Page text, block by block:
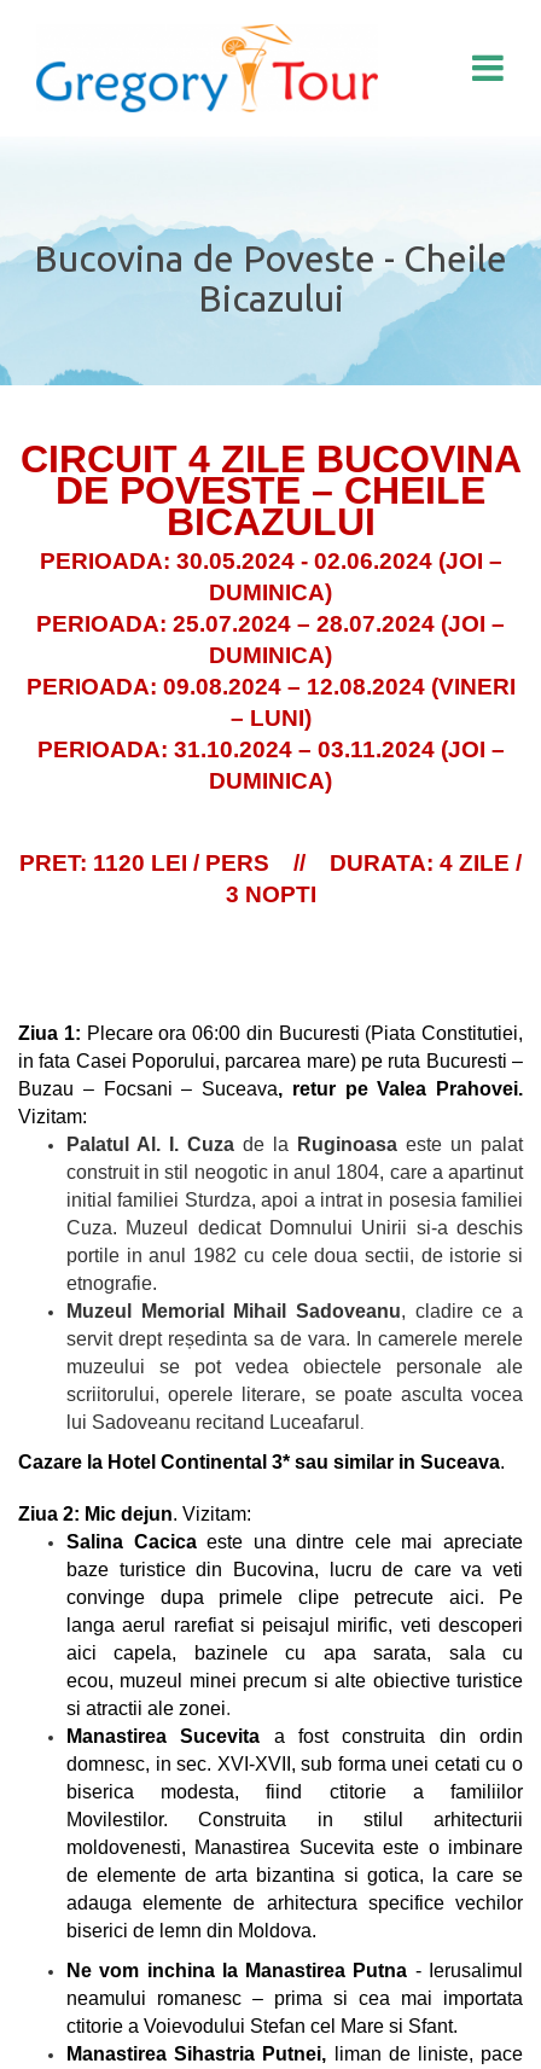
Bucovina de Poveste - Cheile
Bicazului
CIRCUIT 4 ZILE BUCOVINA
DE POVESTE – CHEILE
BICAZULUI
PERIOADA: 30.05.2024 - 02.06.2024 (JOI –
DUMINICA)
PERIOADA: 25.07.2024 – 28.07.2024 (JOI –
DUMINICA)
PERIOADA: 09.08.2024 – 12.08.2024 (VINERI
– LUNI)
PERIOADA: 31.10.2024 – 03.11.2024 (JOI –
DUMINICA)
PRET: 1120 LEI / PERS // DURATA: 4 ZILE /
3 NOPTI
Ziua 1: Plecare ora 06:00 din Bucuresti (Piata Constitutiei,
in fata Casei Poporului, parcarea mare) pe ruta Bucuresti –
Buzau – Focsani – Suceava, retur pe Valea Prahovei.
Vizitam:
Palatul Al. I. Cuza de la Ruginoasa este un palat
construit in stil neogotic in anul 1804, care a apartinut
initial familiei Sturdza, apoi a intrat in posesia familiei
Cuza. Muzeul dedicat Domnului Unirii si-a deschis
portile in anul 1982 cu cele doua sectii, de istorie si
etnografie.
Muzeul Memorial Mihail Sadoveanu, cladire ce a
servit drept reședinta sa de vara.
In camerele merele
muzeului se pot vedea obiectele personale ale
scriitorului, operele literare, se poate asculta vocea
lui Sadoveanu recitand Luceafarul
Cazare la Hotel Continental 3* sau similar in Suceava.
Ziua 2: Mic dejun. Vizitam:
Salina Cacicaeste una dintre cele mai apreciate
baze turistice din
Bucovina, lucru de care va veti
convinge dupa primele clipe petrecute aici. Pe
langa aerul rarefiat si peisajul mirific, veti descoperi
aici capela, bazinele cu apa sarata, sala cu
ecou, muzeul minei precum si alte obiective turistice
si atractii ale zonei.
Manastirea Sucevita a fost construita din ordin
domnesc, in sec. XVI-XVII , sub forma unei cetati cu o
biserica modesta, fiind ctitorie a familiilor
Movilestilor. Construita in stilul arhitecturii
moldovenesti, Manastirea Sucevita este o imbinare
de elemente de arta bizantina si gotica, la care se
adauga elemente de arhitectura specifice vechilor
biserici de lemn din Moldova.
Ne vom inchina la Manastirea Putna - Ierusalimul
neamului romanesc – prima si cea mai importata
ctitorie a Voievodului Stefan cel Mare si Sfant.
Manastirea Sihastria Putnei,
liman de liniste, pace